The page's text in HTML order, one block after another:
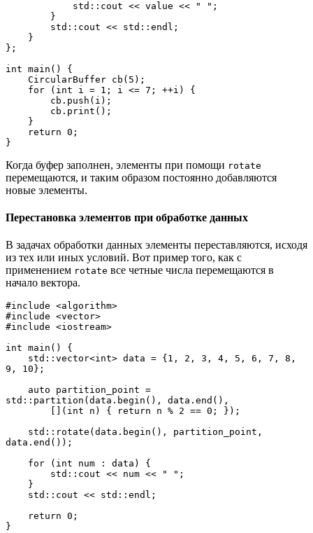
            std::cout << value << " ";
        }
        std::cout << std::endl;
    }
};
int main() {
    CircularBuffer cb(5);
    for (int i = 1; i <= 7; ++i) {
        cb.push(i);
        cb.print();
    }
    return 0;
}
Когда буфер заполнен, элементы при помощи rotate
перемещаются, и таким образом постоянно добавляются
новые элементы.
Перестановка элементов при обработке данных
В задачах обработки данных элементы переставляются, исходя
из тех или иных условий. Вот пример того, как с
применением rotate все четные числа перемещаются в
начало вектора.
#include <algorithm>
#include <vector>
#include <iostream>
int main() {
9, 10};
std::partition(data.begin(), data.end(),
        [](int n) { return n % 2 == 0; });
data.end());
    for (int num : data) {
        std::cout << num << " ";
    }
    std::cout << std::endl;
    return 0;
}